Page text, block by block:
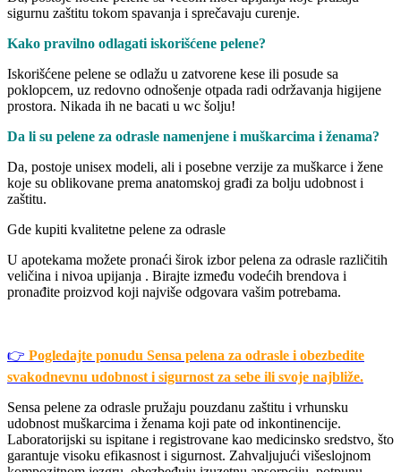
sigurnu zaštitu tokom spavanja i sprečavaju curenje.
Kako pravilno odlagati iskorišćene pelene?
Iskorišćene pelene se odlažu u zatvorene kese ili posude sa
poklopcem, uz redovno odnošenje otpada radi održavanja higijene
prostora. Nikada ih ne bacati u wc šolju!
Da li su pelene za odrasle namenjene i muškarcima i ženama?
Da, postoje unisex modeli, ali i posebne verzije za muškarce i žene
koje su oblikovane prema anatomskoj građi za bolju udobnost i
zaštitu.
Gde kupiti kvalitetne pelene za odrasle
U apotekama možete pronaći širok izbor pelena za odrasle različitih
veličina i nivoa upijanja . Birajte između vodećih brendova i
pronađite proizvod koji najviše odgovara vašim potrebama.
👉 Pogledajte ponudu Sensa pelena za odrasle i obezbedite
svakodnevnu udobnost i sigurnost za sebe ili svoje najbliže.
Sensa pelene za odrasle pružaju pouzdanu zaštitu i vrhunsku
udobnost muškarcima i ženama koji pate od inkontinencije.
Laboratorijski su ispitane i registrovane kao medicinsko sredstvo, što
garantuje visoku efikasnost i sigurnost. Zahvaljujući višeslojnom